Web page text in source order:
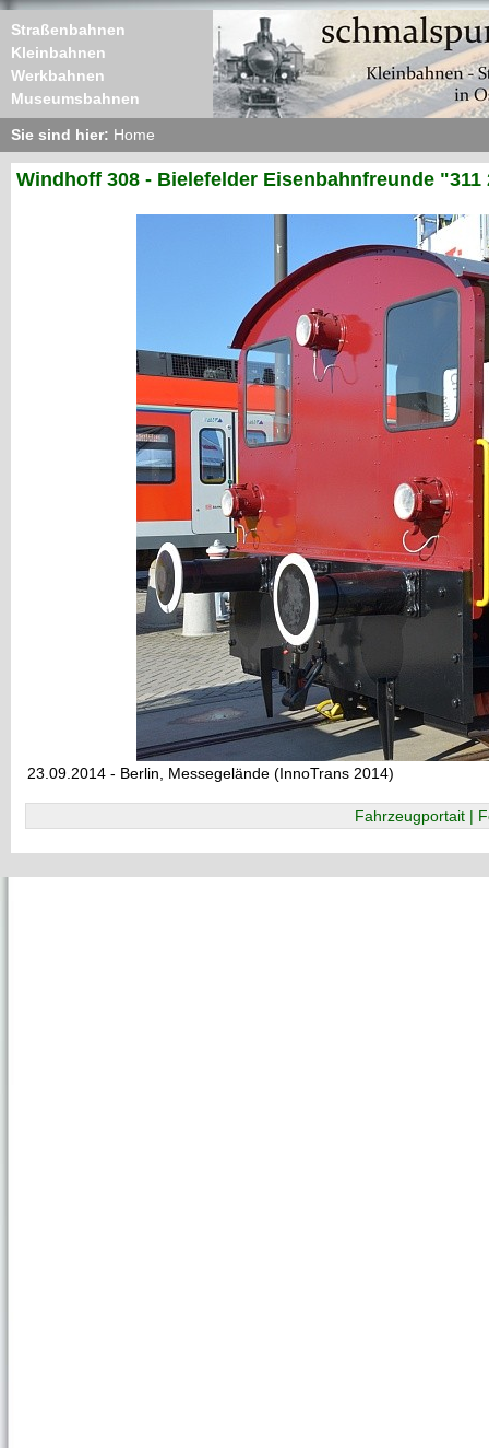
Straßenbahnen
Kleinbahnen
Werkbahnen
Museumsbahnen
Sie sind hier: Home
Windhoff 308 - Bielefelder Eisenbahnfreunde "311
23.09.2014 - Berlin, Messegelände (InnoTrans 2014)
Fahrzeugportait |